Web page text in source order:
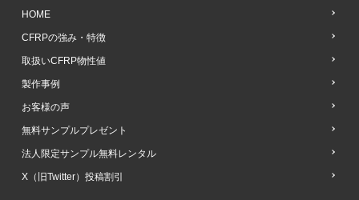
HOME
CFRPの強み・特徴
取扱いCFRP物性値
製作事例
お客様の声
無料サンプルプレゼント
法人限定サンプル無料レンタル
X（旧Twitter）投稿割引